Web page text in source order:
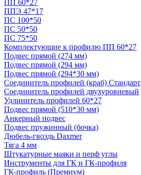
ПП 60*27
ППЭ 47*17
ПС 100*50
ПС 50*50
ПС 75*50
Комплектующие к профилю ПП 60*27
Подвес прямой (274 мм)
Подвес прямой (294 мм)
Подвес прямой (294*30 мм)
Соединитель профилей (краб) Стандарт
Соединитель профилей двухуровневый
Удлинитель профилей 60*27
Подвес прямой (510*30 мм)
Анкерный подвес
Подвес пружинный (бочка)
Дюбель-гвоздь Daxmer
Тяга 4 мм
Штукатурные маяки и перф углы
Инструменты для ГК и ГК-профиля
ГК-профиль (Премиум)